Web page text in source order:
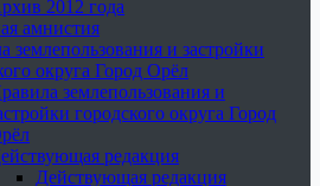
2012 года
амнистия
землепользования и застройки
округа Город Орёл
землепользования и
городского округа Город
редакция
Действующая редакция